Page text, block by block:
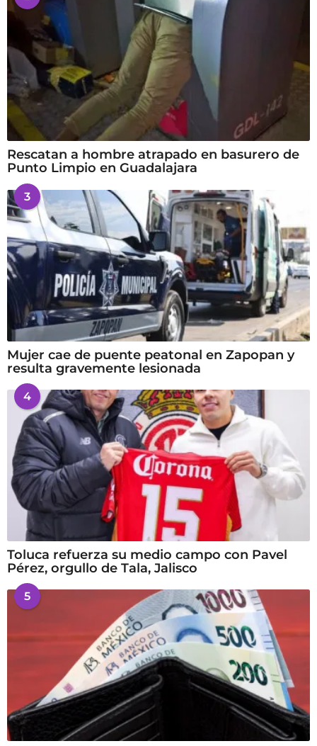
Rescatan a hombre atrapado en basurero de
Punto Limpio en Guadalajara
3
Mujer cae de puente peatonal en Zapopan y
resulta gravemente lesionada
4
Toluca refuerza su medio campo con Pavel
Pérez, orgullo de Tala, Jalisco
5